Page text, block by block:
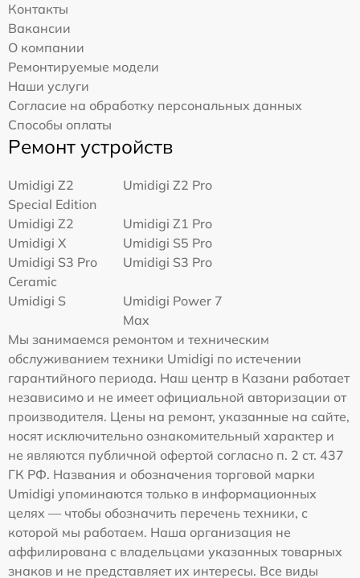
Контакты
Вакансии
О компании
Ремонтируемые модели
Наши услуги
Согласие на обработку персональных данных
Способы оплаты
Ремонт устройств
Umidigi Z2
Special Edition
Umidigi Z2 Pro
Umidigi Z2
Umidigi Z1 Pro
Umidigi X
Umidigi S5 Pro
Umidigi S3 Pro
Ceramic
Umidigi S3 Pro
Umidigi S
Umidigi Power 7
Max
Мы занимаемся ремонтом и техническим
обслуживанием техники Umidigi по истечении
гарантийного периода. Наш центр в Казани работает
независимо и не имеет официальной авторизации от
производителя. Цены на ремонт, указанные на сайте,
носят исключительно ознакомительный характер и
не являются публичной офертой согласно п. 2 ст. 437
ГК РФ. Названия и обозначения торговой марки
Umidigi упоминаются только в информационных
целях — чтобы обозначить перечень техники, с
которой мы работаем. Наша организация не
аффилирована с владельцами указанных товарных
знаков и не представляет их интересы. Все виды